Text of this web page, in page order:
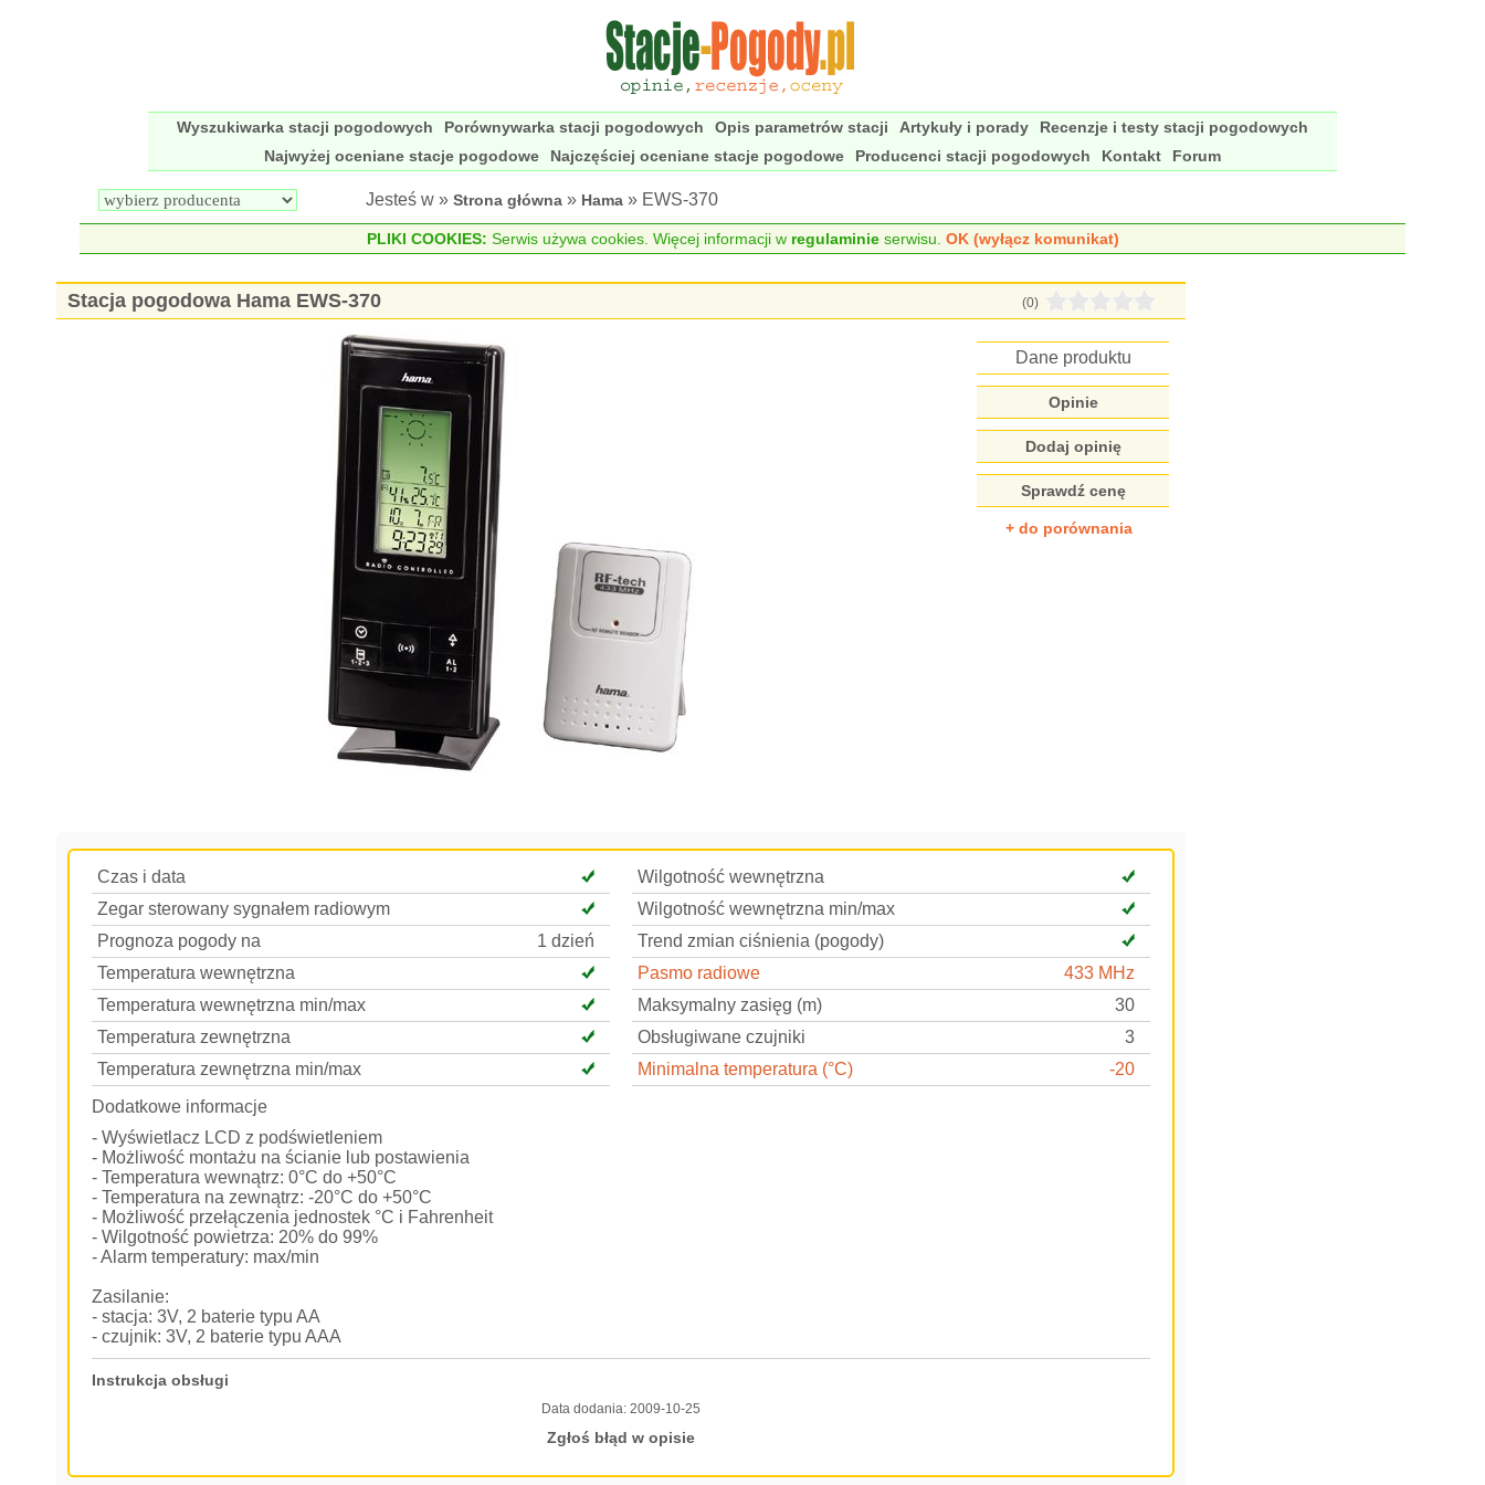
Wyszukiwarka stacji pogodowych Porównywarka stacji pogodowych Opis parametrów stacji Artykuły i porady
Recenzje i testy stacji pogodowych
Najwyżej oceniane stacje pogodowe
Najczęściej oceniane stacje pogodowe Producenci stacji pogodowych Kontakt Forum
Jesteś w » Strona główna » Hama » EWS-370
PLIKI COOKIES: Serwis używa cookies. Więcej informacji w regulaminieserwisu. OK (wyłącz komunikat)
Stacja pogodowa Hama EWS-370 (0)
Dane produktu
Opinie
Dodaj opinię
Sprawdź cenę
+ do porównania
Czas i data
Zegar sterowany sygnałem radiowym
Prognoza pogody na
1 dzień
Temperatura wewnętrzna
Temperatura wewnętrzna min/max
Temperatura zewnętrzna
Temperatura zewnętrzna min/max
Wilgotność wewnętrzna
Wilgotność wewnętrzna min/max
Trend zmian ciśnienia (pogody)
Pasmo radiowe
433 MHz
Maksymalny zasięg (m)
30
Obsługiwane czujniki
3
Minimalna temperatura (°C)
-20
Dodatkowe informacje
- Wyświetlacz LCD z podświetleniem
- Możliwość montażu na ścianie lub postawienia
- Temperatura wewnątrz: 0°C do +50°C
- Temperatura na zewnątrz: -20°C do +50°C
- Możliwość przełączenia jednostek °C i Fahrenheit
- Wilgotność powietrza: 20% do 99%
- Alarm temperatury: max/min
Zasilanie:
- stacja: 3V, 2 baterie typu AA
- czujnik: 3V, 2 baterie typu AAA
Instrukcja obsługi
Data dodania: 2009-10-25
Zgłoś błąd w opisie